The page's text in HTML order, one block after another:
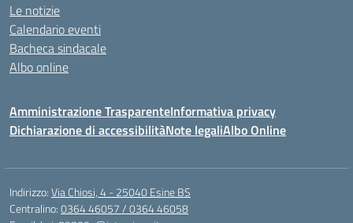
Le notizie
Calendario eventi
Bacheca sindacale
Albo online
Amministrazione TrasparenteInformativa privacy
Dichiarazione di accessibilitàNote legaliAlbo Online
Indirizzo:Via Chiosi, 4 - 25040 Esine BS
Centralino:0364 46057 / 0364 46058